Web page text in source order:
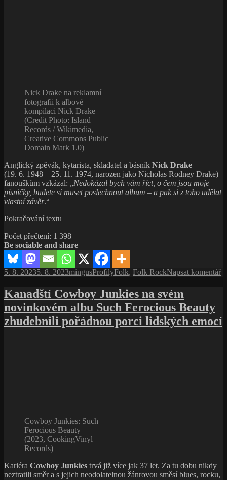
Nick Drake na reklamní
fotografii k albové
kompilaci Nick Drake
(Credit Photo: Island
Records / Wikimedia,
Creative Commons Public
Domain Mark 1.0)
Anglický zpěvák, kytarista, skladatel a básník Nick Drake
(19. 6. 1948 – 25. 11. 1974, narozen jako Nicholas Rodney Drake)
fanouškům vzkázal: „Nedokázal bych vám říct, o čem jsou moje
písničky, budete si muset poslechnout album – a pak si z toho udělat
vlastní závěr.“
Pokračování textu
soukromý
truvér
těch,
kteří
měli
štěstí,
že
mohli
slyšet
jeho
Počet přečtení: 1 398
Be sociable and share
Publikováno:
5. 8. 20235. 8. 2023Autor:
mingusRubriky:
ProfilyŠtítky:
Folk, Folk RockNapsat komentář
Kanadští Cowboy Junkies na svém
novinkovém albu Such Ferocious Beauty
zhudebnili pořádnou porci lidských emocí
Cowboy Junkies: Such
Ferocious Beauty
(2023, CookingVinyl
Records)
Kariéra Cowboy Junkies trvá již více jak 37 let. Za tu dobu nikdy
neztratili směr a s jejich neodolatelnou žánrovou směsí blues, rocku,